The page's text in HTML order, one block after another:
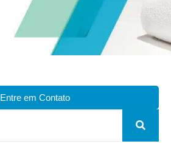
Entre em Contato